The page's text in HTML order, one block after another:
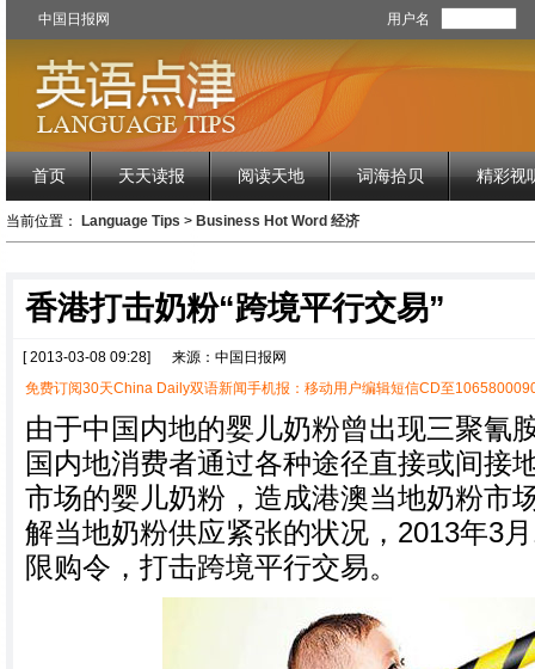
中国日报网 用户名
首页 天天读报 阅读天地 词海拾贝 精彩视
当前位置： Language Tips > Business Hot Word 经济
香港打击奶粉“跨境平行交易”
[ 2013-03-08 09:28]
来源：中国日报网
免费订阅30天China Daily双语新闻手机报：移动用户编辑短信CD至
由于中国内地的婴儿奶粉曾出现三聚氰
国内地消费者通过各种途径直接或间接
市场的婴儿奶粉，造成港澳当地奶粉市
解当地奶粉供应紧张的状况，2013年3
限购令，打击跨境平行交易。